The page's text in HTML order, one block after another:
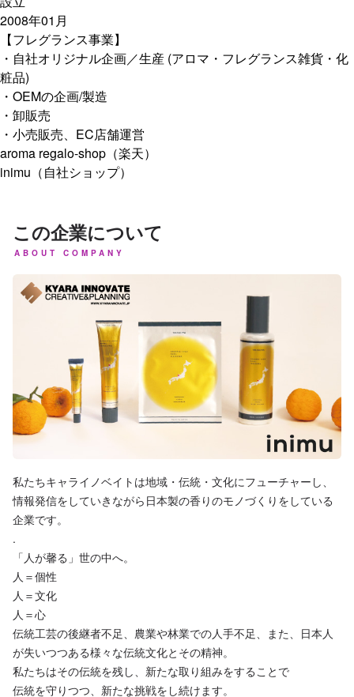
2008年01月
【フレグランス事業】
・自社オリジナル企画／生産 (アロマ・フレグランス雑貨・化
粧品)
・OEMの企画/製造
・卸販売
・小売販売、EC店舗運営
aroma regalo-shop（楽天）
inimu（自社ショップ）
この企業について
ABOUT COMPANY
私たちキャライノベイトは地域・伝統・文化にフューチャーし、
情報発信をしていきながら日本製の香りのモノづくりをしている
企業です。
.
「人が馨る」世の中へ。
人＝個性
人＝文化
人＝心
伝統工芸の後継者不足、農業や林業での人手不足、また、日本人
が失いつつある様々な伝統文化とその精神。
私たちはその伝統を残し、新たな取り組みをすることで
伝統を守りつつ、新たな挑戦をし続けます。